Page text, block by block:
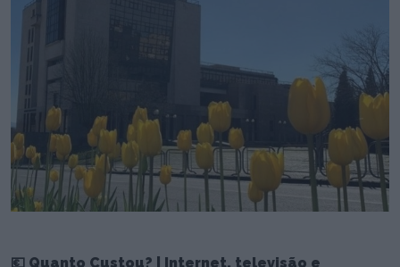
💶 Quanto Custou? | Internet, televisão e